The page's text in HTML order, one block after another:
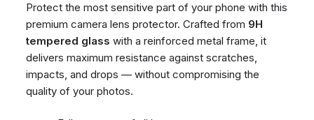
Protect the most sensitive part of your phone with this
premium camera lens protector. Crafted from 9H
tempered glass with a reinforced metal frame, it
delivers maximum resistance against scratches,
impacts, and drops — without compromising the
quality of your photos.